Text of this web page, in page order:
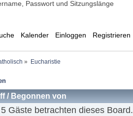
Passwort und Sitzungslänge
Kalender Einloggen Registrieren
» Eucharistie
/ Begonnen von
Gäste betrachten dieses Board.